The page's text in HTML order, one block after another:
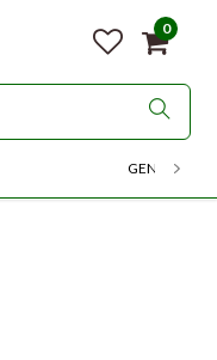
0
GENERICOS